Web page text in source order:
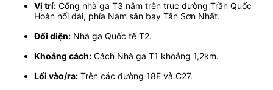
Vị trí: Cổng nhà ga T3 nằm trên trục đường Trần Quốc
Hoàn nối dài, phía Nam sân bay Tân Sơn Nhất.
Đối diện: Nhà ga Quốc tế T2.
Khoảng cách: Cách Nhà ga T1 khoảng 1,2km.
Lối vào/ra: Trên các đường 18E và C27.